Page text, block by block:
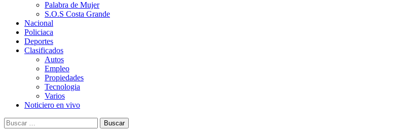
Palabra de Mujer
S.O.S Costa Grande
Nacional
Policiaca
Deportes
Clasificados
Autos
Empleo
Propiedades
Tecnologia
Varios
Noticiero en vivo
Buscar: